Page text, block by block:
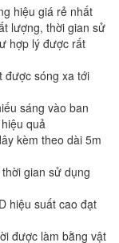
hiệu giá rẻ nhất
lượng, thời gian sử
hợp lý được rất
được sóng xa tới
sáng vào ban
quả
kèm theo dài 5m
gian sử dụng
hiệu suất cao đạt
được làm bằng vật